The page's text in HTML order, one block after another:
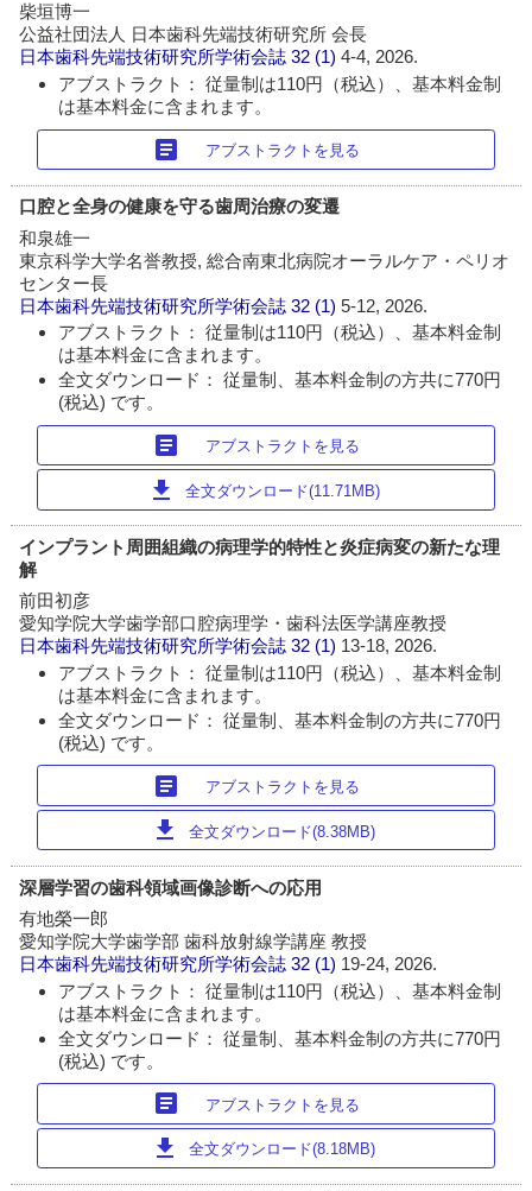
柴垣博一
公益社団法人 日本歯科先端技術研究所 会長
日本歯科先端技術研究所学術会誌 32 (1)4-4, 2026.
アブストラクト： 従量制は110円（税込）、基本料金制
は基本料金に含まれます。
article アブストラクトを見る
口腔と全身の健康を守る歯周治療の変遷
和泉雄一
東京科学大学名誉教授, 総合南東北病院オーラルケア・ペリオ
センター長
日本歯科先端技術研究所学術会誌 32 (1)5-12, 2026.
アブストラクト： 従量制は110円（税込）、基本料金制
は基本料金に含まれます。
全文ダウンロード： 従量制、基本料金制の方共に770円
(税込) です。
article アブストラクトを見る
download 全文ダウンロード(11.71MB)
インプラント周囲組織の病理学的特性と炎症病変の新たな理
解
前田初彦
愛知学院大学歯学部口腔病理学・歯科法医学講座教授
日本歯科先端技術研究所学術会誌 32 (1) 13-18, 2026.
アブストラクト： 従量制は110円（税込）、基本料金制
は基本料金に含まれます。
全文ダウンロード： 従量制、基本料金制の方共に770円
(税込) です。
article アブストラクトを見る
download 全文ダウンロード(8.38MB)
深層学習の歯科領域画像診断への応用
有地榮一郎
愛知学院大学歯学部 歯科放射線学講座 教授
日本歯科先端技術研究所学術会誌 32 (1) 19-24, 2026.
アブストラクト： 従量制は110円（税込）、基本料金制
は基本料金に含まれます。
全文ダウンロード： 従量制、基本料金制の方共に770円
(税込) です。
article アブストラクトを見る
download 全文ダウンロード(8.18MB)